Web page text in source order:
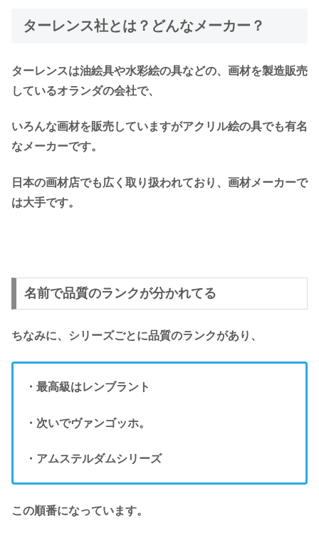
ターレンス社とは？どんなメーカー？
ターレンスは油絵具や水彩絵の具などの、画材を製造販売
しているオランダの会社で、
いろんな画材を販売していますがアクリル絵の具でも有名
なメーカーです。
日本の画材店でも広く取り扱われており、画材メーカーで
は大手です。
名前で品質のランクが分かれてる
ちなみに、シリーズごとに品質のランクがあり、
・最高級はレンブラント
・次いでヴァンゴッホ。
・アムステルダムシリーズ
この順番になっています。